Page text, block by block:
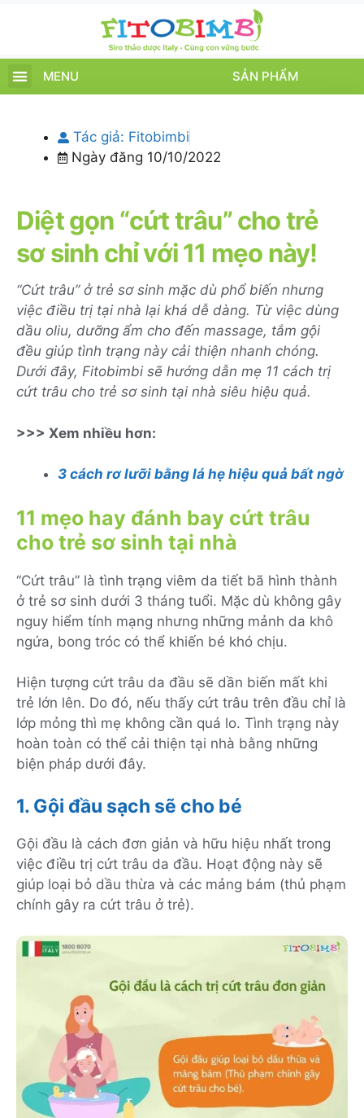
MENU SẢN PHẨM
Tác giả: Fitobimbi
Ngày đăng 10/10/2022
Diệt gọn “cứt trâu” cho trẻ
sơ sinh chỉ với 11 mẹo này!
“Cứt trâu” ở trẻ sơ sinh mặc dù phổ biến nhưng
việc điều trị tại nhà lại khá dễ dàng. Từ việc dùng
dầu oliu, dưỡng ẩm cho đến massage, tắm gội
đều giúp tình trạng này cải thiện nhanh chóng.
Dưới đây, Fitobimbi sẽ hướng dẫn mẹ 11 cách trị
cứt trâu cho trẻ sơ sinh tại nhà siêu hiệu quả.
>>> Xem nhiều hơn:
3 cách rơ lưỡi bằng lá hẹ hiệu quả bất ngờ
11 mẹo hay đánh bay cứt trâu
cho trẻ sơ sinh tại nhà
“Cứt trâu” là tình trạng viêm da tiết bã hình thành
ở trẻ sơ sinh dưới 3 tháng tuổi. Mặc dù không gây
nguy hiểm tính mạng nhưng những mảnh da khô
ngứa, bong tróc có thể khiến bé khó chịu.
Hiện tượng cứt trâu da đầu sẽ dần biến mất khi
trẻ lớn lên. Do đó, nếu thấy cứt trâu trên đầu chỉ là
lớp mỏng thì mẹ không cần quá lo. Tình trạng này
hoàn toàn có thể cải thiện tại nhà bằng những
biện pháp dưới đây.
1. Gội đầu sạch sẽ cho bé
Gội đầu là cách đơn giản và hữu hiệu nhất trong
việc điều trị cứt trâu da đầu. Hoạt động này sẽ
giúp loại bỏ dầu thừa và các mảng bám (thủ phạm
chính gây ra cứt trâu ở trẻ).